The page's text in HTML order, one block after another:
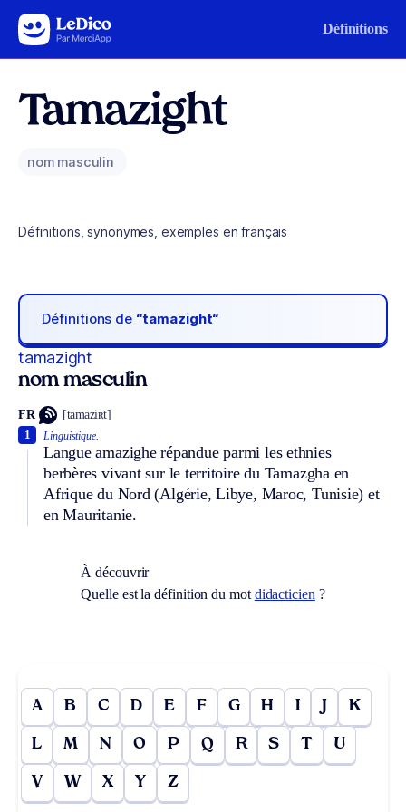
Aller au contenu Définitions
Tamazight
nom masculin
Définitions, synonymes, exemples en français
Définitions de “tamazight“
tamazight
nom masculin
FR [tamaziʀt]
Linguistique.
Langue amazighe répandue parmi les ethnies
berbères vivant sur le territoire du Tamazgha en
Afrique du Nord (Algérie, Libye, Maroc, Tunisie) et
en Mauritanie.
1
À découvrir
Quelle est la définition du mot didacticien ?
A B C D E F G H I J K
L M N O P Q R S T U
V W X Y Z